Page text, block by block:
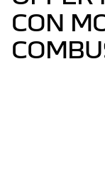
CON